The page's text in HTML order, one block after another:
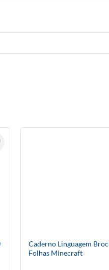
Caderno Linguagem
Folhas Minecraft